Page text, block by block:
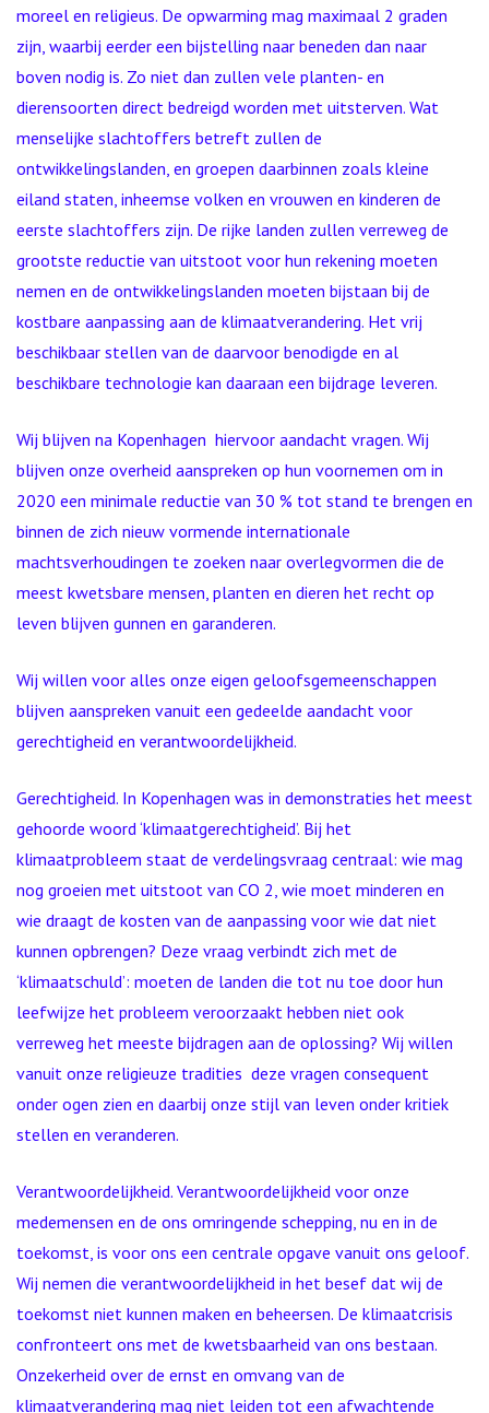
moreel en religieus. De opwarming mag maximaal 2 graden
zijn, waarbij eerder een bijstelling naar beneden dan naar
boven nodig is. Zo niet dan zullen vele planten- en
dierensoorten direct bedreigd worden met uitsterven. Wat
menselijke slachtoffers betreft zullen de
ontwikkelingslanden, en groepen daarbinnen zoals kleine
eiland staten, inheemse volken en vrouwen en kinderen de
eerste slachtoffers zijn. De rijke landen zullen verreweg de
grootste reductie van uitstoot voor hun rekening moeten
nemen en de ontwikkelingslanden moeten bijstaan bij de
kostbare aanpassing aan de klimaatverandering. Het vrij
beschikbaar stellen van de daarvoor benodigde en al
beschikbare technologie kan daaraan een bijdrage leveren.
Wij blijven na Kopenhagen hiervoor aandacht vragen. Wij
blijven onze overheid aanspreken op hun voornemen om in
2020 een minimale reductie van 30 % tot stand te brengen en
binnen de zich nieuw vormende internationale
machtsverhoudingen te zoeken naar overlegvormen die de
meest kwetsbare mensen, planten en dieren het recht op
leven blijven gunnen en garanderen.
Wij willen voor alles onze eigen geloofsgemeenschappen
blijven aanspreken vanuit een gedeelde aandacht voor
gerechtigheid en verantwoordelijkheid.
Gerechtigheid. In Kopenhagen was in demonstraties het meest
gehoorde woord ‘klimaatgerechtigheid’. Bij het
klimaatprobleem staat de verdelingsvraag centraal: wie mag
nog groeien met uitstoot van CO 2, wie moet minderen en
wie draagt de kosten van de aanpassing voor wie dat niet
kunnen opbrengen? Deze vraag verbindt zich met de
‘klimaatschuld’: moeten de landen die tot nu toe door hun
leefwijze het probleem veroorzaakt hebben niet ook
verreweg het meeste bijdragen aan de oplossing? Wij willen
vanuit onze religieuze tradities deze vragen consequent
onder ogen zien en daarbij onze stijl van leven onder kritiek
stellen en veranderen.
Verantwoordelijkheid. Verantwoordelijkheid voor onze
medemensen en de ons omringende schepping, nu en in de
toekomst, is voor ons een centrale opgave vanuit ons geloof.
Wij nemen die verantwoordelijkheid in het besef dat wij de
toekomst niet kunnen maken en beheersen. De klimaatcrisis
confronteert ons met de kwetsbaarheid van ons bestaan.
Onzekerheid over de ernst en omvang van de
klimaatverandering mag niet leiden tot een afwachtende